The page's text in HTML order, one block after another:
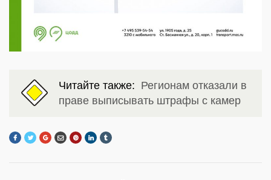
Читайте также: Регионам отказали в
праве выписывать штрафы с камер